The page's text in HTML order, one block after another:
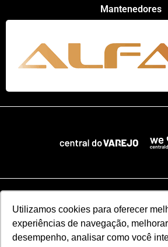
Utilizamos cookies para oferecer
experiências de navegação,
desempenho, analisar como você
Mantenedores
Web Summit Lisboa